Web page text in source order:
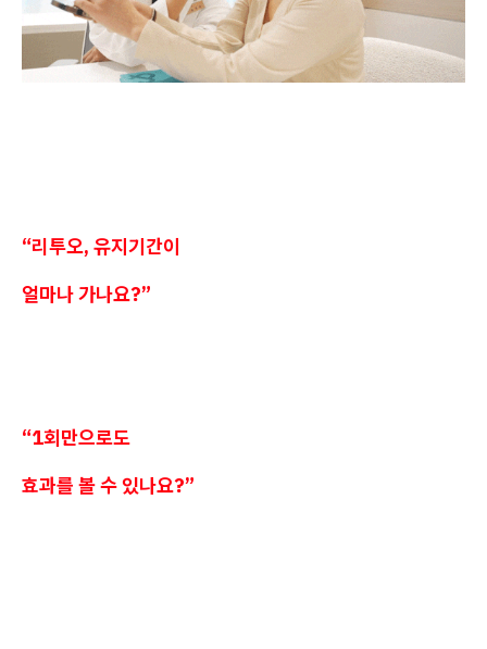
“리투오, 유지기간이
얼마나 가나요?”
“1회만으로도
효과를 볼 수 있나요?”